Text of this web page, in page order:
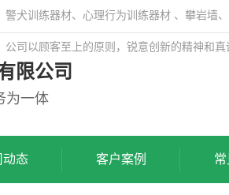
犬训练器材、心理行为训练器材 、攀岩墙
司以顾客至上的原则，锐意创新的精神和
限公司
为一体
动态 客户案例